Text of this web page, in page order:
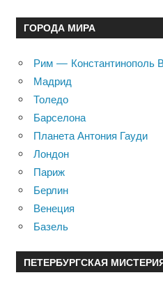
ГОРОДА МИРА
Рим — Константинополь
Мадрид
Толедо
Барселона
Планета Антония Гауди
Лондон
Париж
Берлин
Венеция
Базель
ПЕТЕРБУРГСКАЯ